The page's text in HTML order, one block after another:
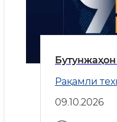
Рақамли
09.10.2026